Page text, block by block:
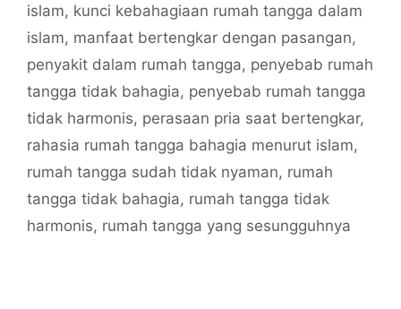
islam, kunci kebahagiaan rumah tangga dalam
islam, manfaat bertengkar dengan pasangan,
penyakit dalam rumah tangga, penyebab rumah
tangga tidak bahagia, penyebab rumah tangga
tidak harmonis, perasaan pria saat bertengkar,
rahasia rumah tangga bahagia menurut islam,
rumah tangga sudah tidak nyaman, rumah
tangga tidak bahagia, rumah tangga tidak
harmonis, rumah tangga yang sesungguhnya